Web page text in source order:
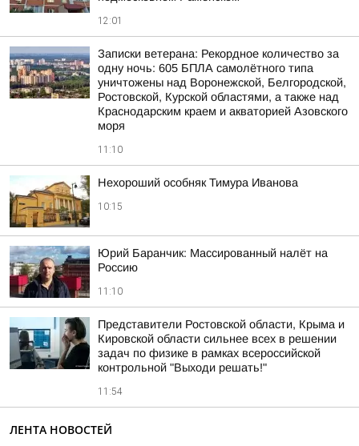
12:01
Записки ветерана: Рекордное количество за
одну ночь: 605 БПЛА самолётного типа
уничтожены над Воронежской, Белгородской,
Ростовской, Курской областями, а также над
Краснодарским краем и акваторией Азовского
моря
11:10
Нехороший особняк Тимура Иванова
10:15
Юрий Баранчик: Массированный налёт на
Россию
11:10
Представители Ростовской области, Крыма и
Кировской области сильнее всех в решении
задач по физике в рамках всероссийской
контрольной "Выходи решать!"
11:54
ЛЕНТА НОВОСТЕЙ